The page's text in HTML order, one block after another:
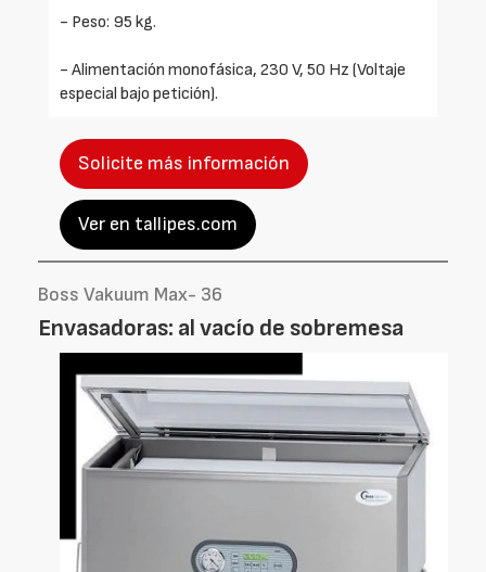
- Peso: 95 kg.
- Alimentación monofásica, 230 V, 50 Hz (Voltaje
especial bajo petición).
Solicite más información
Ver en tallipes.com
Boss Vakuum Max- 36
Envasadoras: al vacío de sobremesa